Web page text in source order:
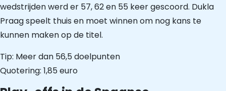
wedstrijden werd er 57, 62 en 55 keer gescoord. Dukla
Praag speelt thuis en moet winnen om nog kans te
kunnen maken op de titel.
Tip: Meer dan 56,5 doelpunten
Quotering: 1,85 euro